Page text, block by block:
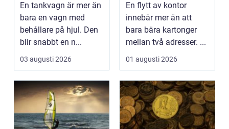
En tankvagn är mer än
bara en vagn med
behållare på hjul. Den
blir snabbt en n...
03 augusti 2026
flytt
En flytt av kontor
innebär mer än att
bara bära kartonger
mellan två adresser. ...
01 augusti 2026